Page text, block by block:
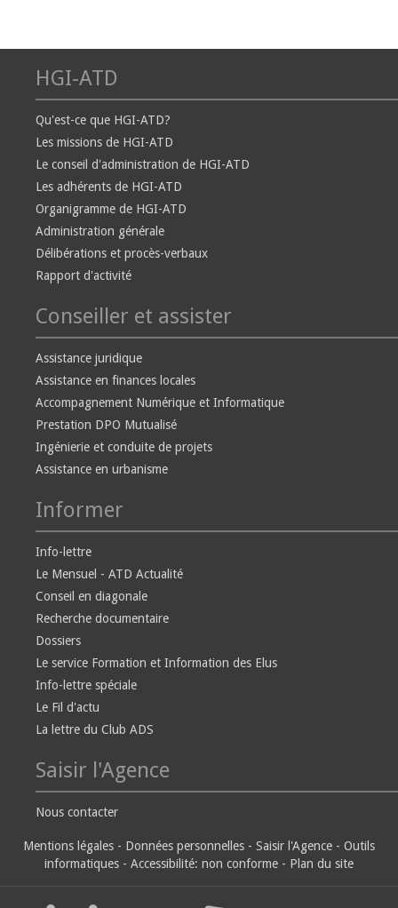
HGI-ATD
Qu'est-ce que HGI-ATD?
Les missions de HGI-ATD
Le conseil d'administration de HGI-ATD
Les adhérents de HGI-ATD
Organigramme de HGI-ATD
Administration générale
Délibérations et procès-verbaux
Rapport d'activité
Conseiller et assister
Assistance juridique
Assistance en finances locales
Accompagnement Numérique et Informatique
Prestation DPO Mutualisé
Ingénierie et conduite de projets
Assistance en urbanisme
Informer
Info-lettre
Le Mensuel - ATD Actualité
Conseil en diagonale
Recherche documentaire
Dossiers
Le service Formation et Information des Elus
Info-lettre spéciale
Le Fil d'actu
La lettre du Club ADS
Saisir l'Agence
Nous contacter
Mentions légales - Données personnelles - Saisir l'Agence - Outils
informatiques - Accessibilité: non conforme - Plan du site